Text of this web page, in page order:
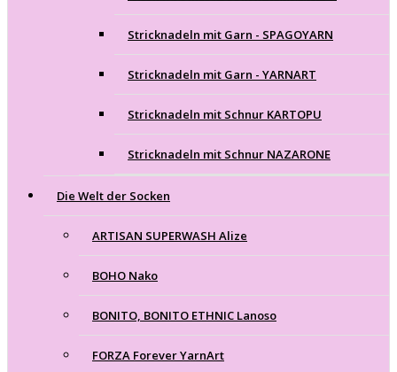
Stricknadeln mit Garn - SPAGOYARN
Stricknadeln mit Garn - YARNART
Stricknadeln mit Schnur KARTOPU
Stricknadeln mit Schnur NAZARONE
Die Welt der Socken
ARTISAN SUPERWASH Alize
BOHO Nako
BONITO, BONITO ETHNIC Lanoso
FORZA Forever YarnArt